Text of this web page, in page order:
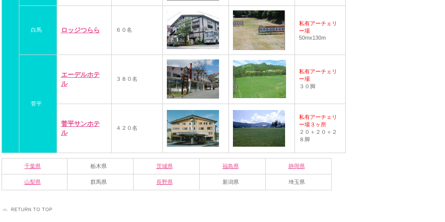
白馬 ロッジつらら ６０名
私有アーチェリ
ー場
50mx130m
菅平
エーデルホテ
ル
３８０名
私有アーチェリ
ー場
３０脚
菅平サンホテ
ル
４２０名
私有アーチェリ
ー場３ヶ所
２０＋２０＋２
８脚
千葉県 栃木県 茨城県 福島県 静岡県
山梨県 群馬県 長野県 新潟県 埼玉県